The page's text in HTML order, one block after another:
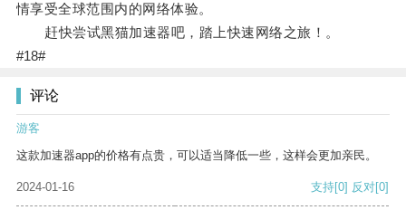
情享受全球范围内的网络体验。
赶快尝试黑猫加速器吧，踏上快速网络之旅！。
#18#
评论
游客
这款加速器app的价格有点贵，可以适当降低一些，这样会更加亲民。
2024-01-16 支持[0] 反对[0]